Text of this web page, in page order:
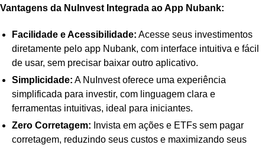
Vantagens da NuInvest Integrada ao App Nubank:
Facilidade e Acessibilidade: Acesse seus investimentos
diretamente pelo app Nubank, com interface intuitiva e fácil
de usar, sem precisar baixar outro aplicativo.
Simplicidade: A NuInvest oferece uma experiência
simplificada para investir, com linguagem clara e
ferramentas intuitivas, ideal para iniciantes.
Zero Corretagem: Invista em ações e ETFs sem pagar
corretagem, reduzindo seus custos e maximizando seus